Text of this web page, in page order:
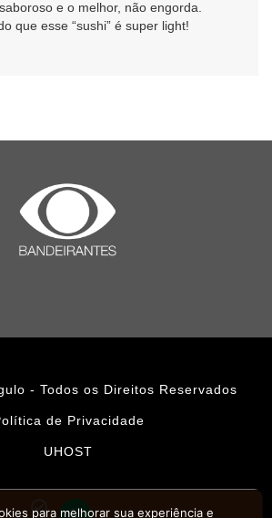
e o melhor, não engorda.
que esse “sushi” é super light!
- Todos os Direitos Reservados
de Privacidade
UHOST
para melhorar sua experiência e